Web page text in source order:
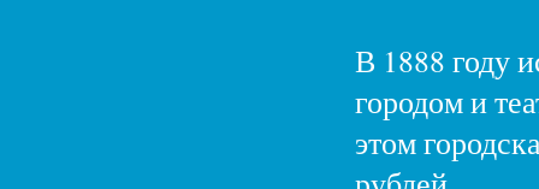
В 1888 году
городом и
этом